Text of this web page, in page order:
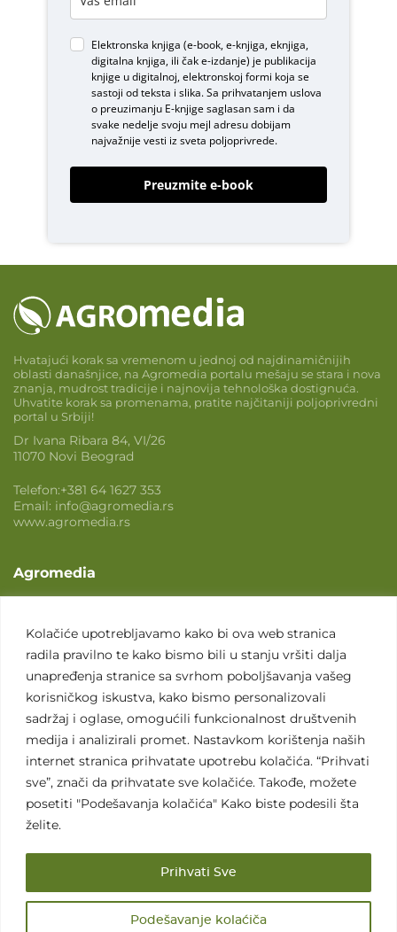
Kolačiće upotrebljavamo kako bi ova web stranica
radila pravilno te kako bismo bili u stanju vršiti dalja
unapređenja stranice sa svrhom poboljšavanja vašeg
korisničkog iskustva, kako bismo personalizovali
sadržaj i oglase, omogućili funkcionalnost društvenih
medija i analizirali promet. Nastavkom korištenja naših
internet stranica prihvatate upotrebu kolačića. “Prihvati
sve”, znači da prihvatate sve kolačiće. Takođe, možete
posetiti "Podešavanja kolačića" Kako biste podesili šta
želite.
Podešavanje kolaćiča
Prihvati Sve
Elektronska knjiga (e-book, e-knjiga, eknjiga,
digitalna knjiga, ili čak e-izdanje) je publikacija
knjige u digitalnoj, elektronskoj formi koja se
sastoji od teksta i slika. Sa prihvatanjem uslova
o preuzimanju E-knjigesaglasan sam i da
svake nedelje svoju mejl adresu dobijam
najvažnije vesti iz sveta poljoprivrede.
Preuzmite e-book
Hvatajući korak sa vremenom u jednoj od najdinamičnijih
oblasti današnjice, na Agromedia portalu mešaju se stara i nova
znanja, mudrost tradicije i najnovija tehnološka dostignuća.
Uhvatite korak sa promenama, pratite najčitaniji poljoprivredni
portal u Srbiji!
Dr Ivana Ribara 84, VI/26
11070 Novi Beograd
Telefon:+381 64 1627 353
Email: info@agromedia.rs
www.agromedia.rs
Agromedia
Svet poljoprivrede
Marketing usluge
Tražimo saradnike
Kontakt
Kontakt
Sva prava zadržana. 2007 - 2026. © Agromedia d.o.o.
Uslovi korišćenja
Politika privatnosti